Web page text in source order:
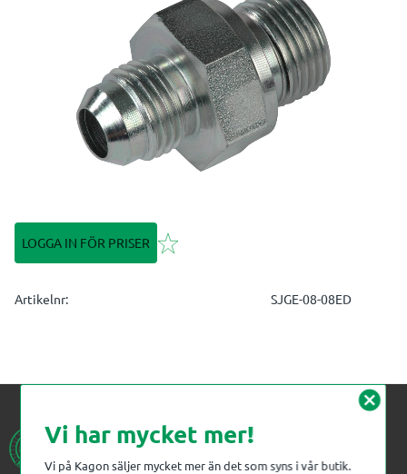
LOGGA IN FÖR PRISER Lägg till i favoriter
Artikelnr SJGE-08-08ED
cancel
Vi har mycket mer!
Vi på Kagon säljer mycket mer än det som syns i vår butik.